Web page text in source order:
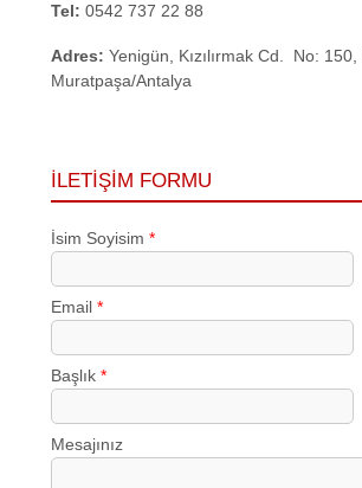
Tel: 0542 737 22 88
Adres: Yenigün, Kızılırmak Cd. No:
Muratpaşa/Antalya
İLETİŞİM FORMU
İsim Soyisim *
Email *
Başlık *
Mesajınız